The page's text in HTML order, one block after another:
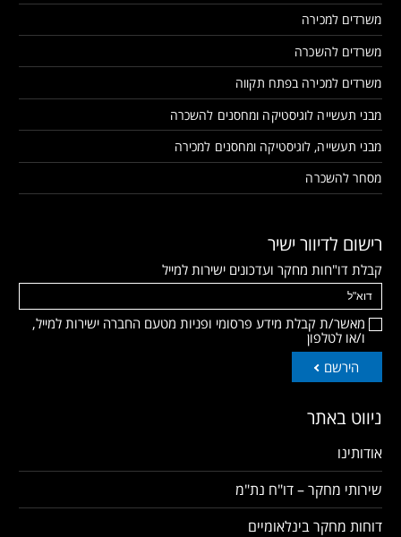
משרדים למכירה
משרדים להשכרה
משרדים למכירה בפתח תקווה
מבני תעשייה לוגיסטיקה ומחסנים להשכרה
מבני תעשייה, לוגיסטיקה ומחסנים למכירה
מסחר להשכרה
רישום לדיוור ישיר
קבלת דו"חות מחקר ועדכונים ישירות למייל
מאשר/ת קבלת מידע פרסומי ופניות מטעם החברה ישירות למייל,
ו/או לטלפון
הירשם
ניווט באתר
אודותינו
שירותי מחקר – דו"ח נת"מ
דוחות מחקר בינלאומיים